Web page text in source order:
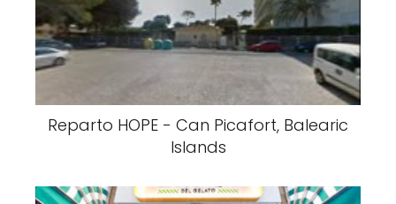
Reparto HOPE - Can Picafort, Balearic
Islands